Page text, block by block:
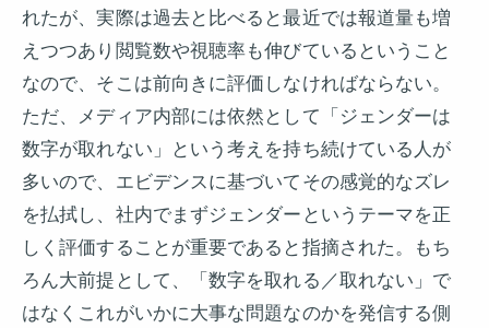
れたが、実際は過去と比べると最近では報道量も増
えつつあり閲覧数や視聴率も伸びているということ
なので、そこは前向きに評価しなければならない。
ただ、メディア内部には依然として「ジェンダーは
数字が取れない」という考えを持ち続けている人が
多いので、エビデンスに基づいてその感覚的なズレ
を払拭し、社内でまずジェンダーというテーマを正
しく評価することが重要であると指摘された。もち
ろん大前提として、「数字を取れる／取れない」で
はなくこれがいかに大事な問題なのかを発信する側